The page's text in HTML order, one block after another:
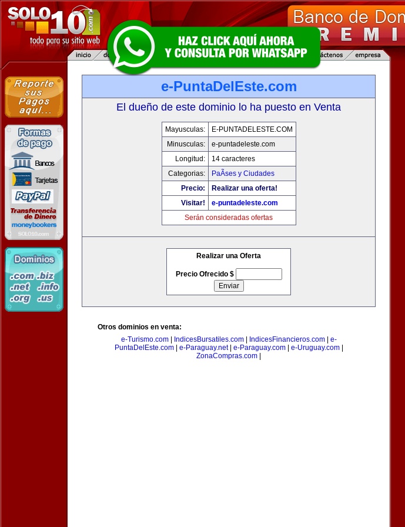
e-PuntaDelEste.com
El dueño de este dominio lo ha puesto en Venta
Mayusculas:
E-PUNTADELESTE.COM
Minusculas:
e-puntadeleste.com
Longitud:
14 caracteres
Categorias:
PaÃ­ses y Ciudades
Precio:
Realizar una oferta!
Visitar!
e-puntadeleste.com
Serán consideradas ofertas
Realizar una Oferta
Precio Ofrecido $
Otros dominios en venta:
e-Turismo.com| IndicesBursatiles.com| IndicesFinancieros.com| e-
PuntaDelEste.com| e-Paraguay.net| e-Paraguay.com| e-Uruguay.com|
ZonaCompras.com